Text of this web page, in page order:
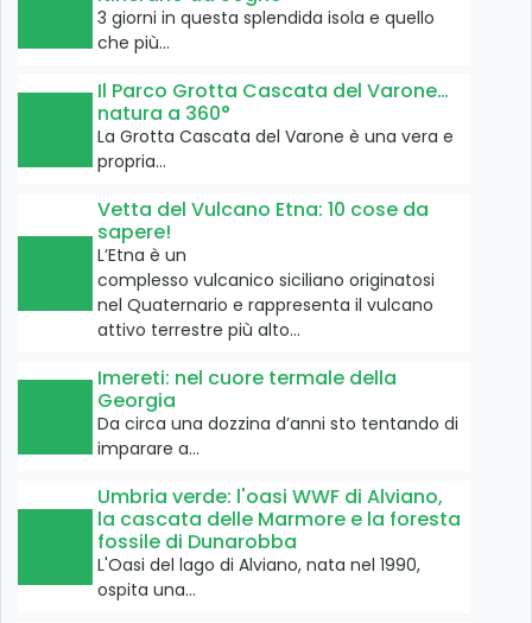
3 giorni in questa splendida isola e quello
che più…
Il Parco Grotta Cascata del Varone…
natura a 360°
La Grotta Cascata del Varone è una vera e
propria…
Vetta del Vulcano Etna: 10 cose da
sapere!
L’Etna è un
complesso vulcanico siciliano originatosi
nel Quaternario e rappresenta il vulcano
attivo terrestre più alto…
Imereti: nel cuore termale della
Georgia
Da circa una dozzina d’anni sto tentando di
imparare a…
Umbria verde: l'oasi WWF di Alviano,
la cascata delle Marmore e la foresta
fossile di Dunarobba
L'Oasi del lago di Alviano, nata nel 1990,
ospita una…